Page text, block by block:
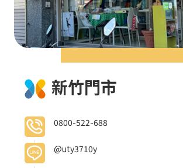
新竹門市
0800-522-688
@uty3710y